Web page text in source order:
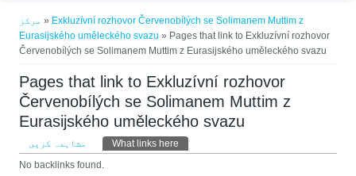
مرکز » Exkluzívní rozhovor Červenobílých se Solimanem Muttim z
Eurasijského uměleckého svazu » Pages that link to Exkluzívní rozhovor
Červenobílých se Solimanem Muttim z Eurasijského uměleckého svazu
Pages that link to Exkluzívní rozhovor
Červenobílých se Solimanem Muttim z
Eurasijského uměleckého svazu
Primary tabs
مشاہدہ کریں What links here
No backlinks found.